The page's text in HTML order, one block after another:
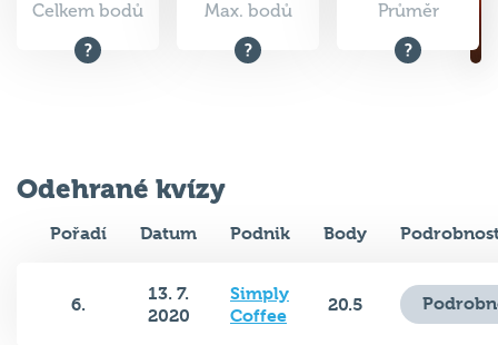
Celkem bodů Max. bodů Průměr
Odehrané kvízy
Pořadí Datum Podnik Body
6.
13. 7.
2020
Simply
Coffee
20.5